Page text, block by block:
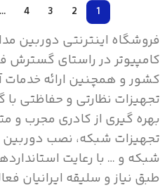
1
2
3
4
…
فروشگاه اینترنتی دوربین
کامپیوتر در راستای گسترش
کشور و همچنین ارائه خدمات
تجهیزات نظارتی و حفاظتی با
بهره گیری از کادری مجرب
تجهیزات شبکه، نصب دوربین
شبکه و … با رعایت
طبق نیاز و سلیقه ایرانیان